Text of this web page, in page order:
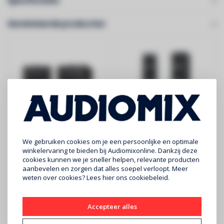
Gerelateerde producten
KEF
Q350 boekenplank
luidspreker zwart
(prijs/paar)
€369
ZWART - PER ..
KEF
Q750 luidspreker
zwart (prijs/paar)
€799
SATIJN ZWART - PER PAAR
We gebruiken cookies om je een persoonlijke en optimale
winkelervaring te bieden bij Audiomixonline. Dankzij deze
cookies kunnen we je sneller helpen, relevante producten
aanbevelen en zorgen dat alles soepel verloopt. Meer
weten over cookies? Lees hierons cookiebeleid.
Accepteer alles